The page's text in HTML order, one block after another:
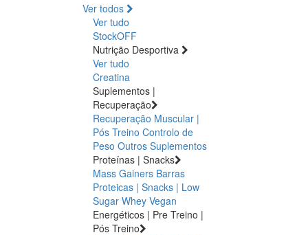
Ver todos
Ver tudo
StockOFF
Nutrição Desportiva
Ver tudo
Creatina
Suplementos |
Recuperação
Recuperação Muscular |
Pós Treino Controlo de
Peso Outros Suplementos
Proteínas | Snacks
Mass Gainers Barras
Proteicas | Snacks | Low
Sugar Whey Vegan
Energéticos | Pre Treino |
Pós Treino